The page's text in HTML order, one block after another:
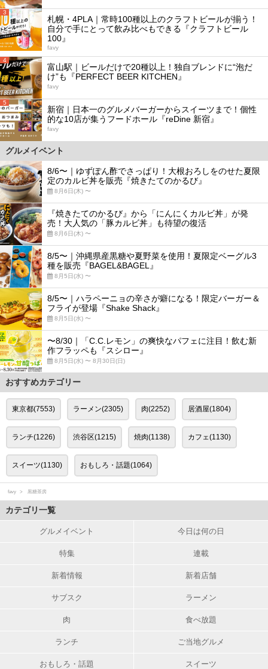
3
札幌・4PLA｜常時100種以上のクラフトビールが揃う！
自分で手にとって飲み比べもできる『クラフトビール
100』
favy
4
富山駅｜ビールだけで20種以上！独自ブレンドに“泡だ
け”も『PERFECT BEER KITCHEN』
favy
5
新宿｜日本一のグルメバーガーからスイーツまで！個性
的な10店が集うフードホール『reDine 新宿』
favy
グルメイベント
8/6〜｜ゆずぽん酢でさっぱり！大根おろしをのせた夏限
定のカルビ丼を販売『焼きたてのかるび』
8月6日(木) 〜
『焼きたてのかるび』から「にんにくカルビ丼」が発
売！大人気の「豚カルビ丼」も待望の復活
8月6日(木) 〜
8/5〜｜沖縄県産黒糖や夏野菜を使用！夏限定ベーグル3
種を販売『BAGEL&BAGEL』
8月5日(水) 〜
8/5〜｜ハラペーニョの辛さが癖になる！限定バーガー＆
フライが登場『Shake Shack』
8月5日(水) 〜
〜8/30｜「C.C.レモン」の爽快なパフェに注目！飲む新
作フラッペも『スシロー』
8月5日(水) 〜 8月30日(日)
おすすめカテゴリー
東京都(7553) ラーメン(2305) 肉(2252) 居酒屋(1804)
ランチ(1226) 渋谷区(1215) 焼肉(1138) カフェ(1130)
スイーツ(1130) おもしろ・話題(1064)
favy 黒糖茶房
カテゴリ一覧
グルメイベント 今日は何の日
特集 連載
新着情報 新着店舗
サブスク ラーメン
肉 食べ放題
ランチ ご当地グルメ
おもしろ・話題 スイーツ